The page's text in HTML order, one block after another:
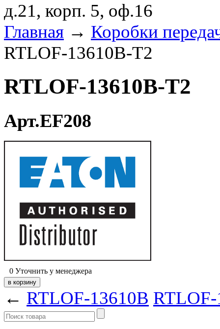
д.21, корп. 5, оф.16
Главная → Коробки
RTLOF-13610B-T2
RTLOF-13610B-T2
Арт.EF208
0 Уточнить у менеджера
← RTLOF-13610B